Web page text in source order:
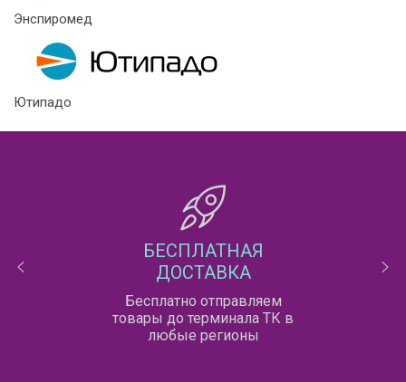
Энспиромед
Ютипадо
БЕСПЛАТНАЯ
ДОСТАВКА
Бесплатно отправляем
товары до терминала ТК в
любые регионы